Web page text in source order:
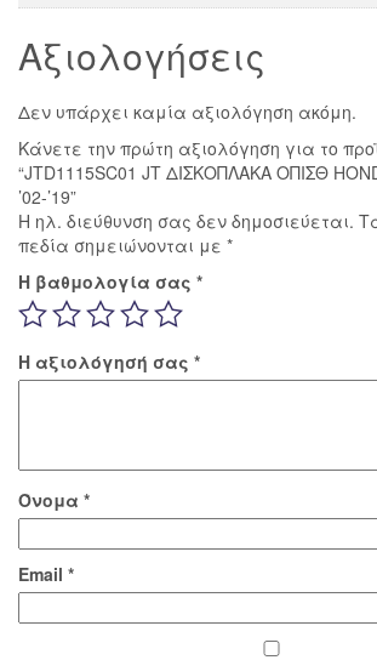
Αξιολογήσεις
Δεν υπάρχει καμία αξιολόγηση ακόμη.
Κάνετε την πρώτη αξιολόγηση για το
“JTD1115SC01 JT ΔΙΣΚΟΠΛΑΚΑ ΟΠΙΣΘ
’02-’19”
Η ηλ. διεύθυνση σας δεν δημοσιεύεται.
πεδία σημειώνονται με *
Η βαθμολογία σας *
Η αξιολόγησή σας *
Όνομα *
Email *